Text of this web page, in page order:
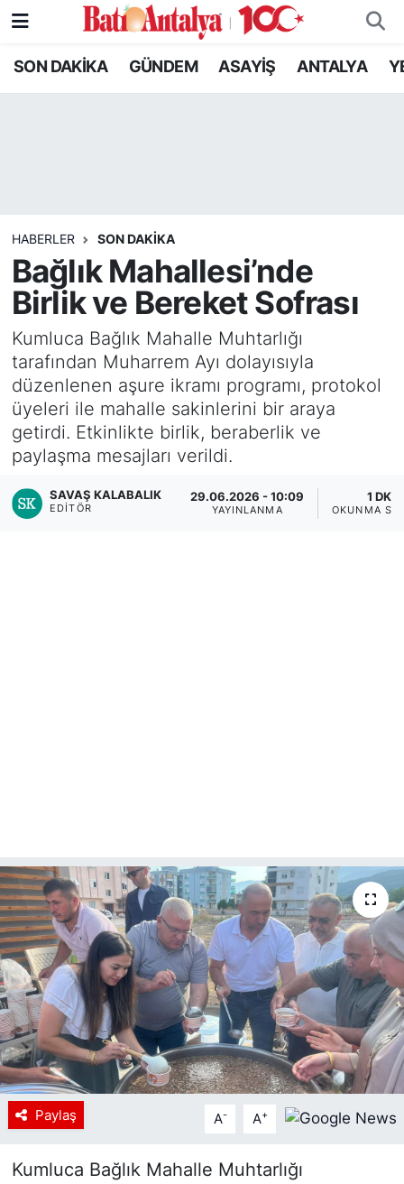
SON DAKİKA GÜNDEM ASAYİŞ ANTALYA
HABERLER SON DAKIKA
Bağlık Mahallesi’nde
Birlik ve Bereket Sofrası
Kumluca Bağlık Mahalle Muhtarlığı
tarafından Muharrem Ayı dolayısıyla
düzenlenen aşure ikramı programı, protokol
üyeleri ile mahalle sakinlerini bir araya
getirdi. Etkinlikte birlik, beraberlik ve
paylaşma mesajları verildi.
SAVAŞ KALABALIK
EDITÖR
29.06.2026 - 10:09
YAYINLANMA
1 DK
OKUNMA
Paylaş A- A+
Kumluca Bağlık Mahalle Muhtarlığı
SON DAKİKA
RESMİ İLANLAR
EKONOMİ
Nöbetçi Eczaneler
Son Dakika Haberleri
Haber Arşivi